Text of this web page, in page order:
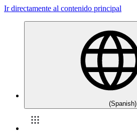
Ir directamente al contenido principal
(Spanish)